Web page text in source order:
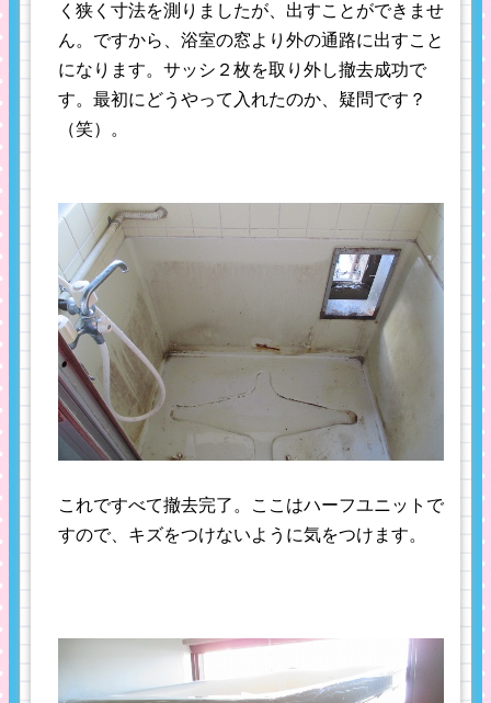
く狭く寸法を測りましたが、出すことができませ
ん。ですから、浴室の窓より外の通路に出すこと
になります。サッシ２枚を取り外し撤去成功で
す。最初にどうやって入れたのか、疑問です？
（笑）。
これですべて撤去完了。ここはハーフユニットで
すので、キズをつけないように気をつけます。